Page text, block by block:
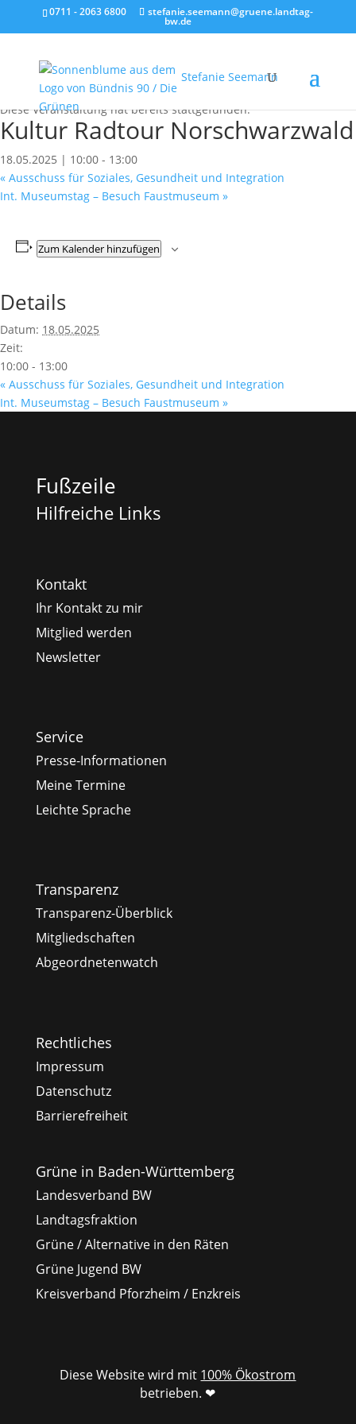
0711 - 2063 6800 stefanie.seemann@gruene.landtag-
bw.de
Stefanie Seemann
« Alle Veranstaltungen
Diese Veranstaltung hat bereits stattgefunden.
Kultur Radtour Norschwarzwald
18.05.2025 | 10:00 - 13:00
« Ausschuss für Soziales, Gesundheit und Integration
Int. Museumstag – Besuch Faustmuseum »
Zum Kalender hinzufügen
Details
Datum: 18.05.2025
Zeit:
10:00 - 13:00
« Ausschuss für Soziales, Gesundheit und Integration
Int. Museumstag – Besuch Faustmuseum »
Fußzeile
Hilfreiche Links
Kontakt
Ihr Kontakt zu mir
Mitglied werden
Newsletter
Service
Presse-Informationen
Meine Termine
Leichte Sprache
Transparenz
Transparenz-Überblick
Mitgliedschaften
Abgeordnetenwatch
Rechtliches
Impressum
Datenschutz
Barrierefreiheit
Grüne in Baden-Württemberg
Landesverband BW
Landtagsfraktion
Grüne / Alternative in den Räten
Grüne Jugend BW
Kreisverband Pforzheim / Enzkreis
Diese Website wird mit 100% Ökostrom
betrieben. ❤